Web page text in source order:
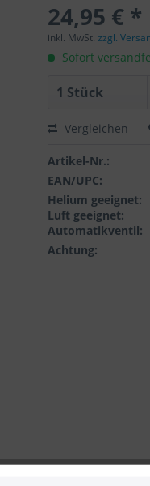
24,95 € *
inkl. MwSt.zzgl.
Sofort
Vergleichen
Artikel-Nr.:
EAN/UPC:
Helium geeignet:
Luft geeignet:
Automatikventil:
Achtung: